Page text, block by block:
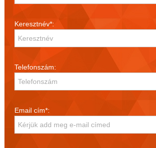
Keresztnév*:
Telefonszám:
Email cím*: